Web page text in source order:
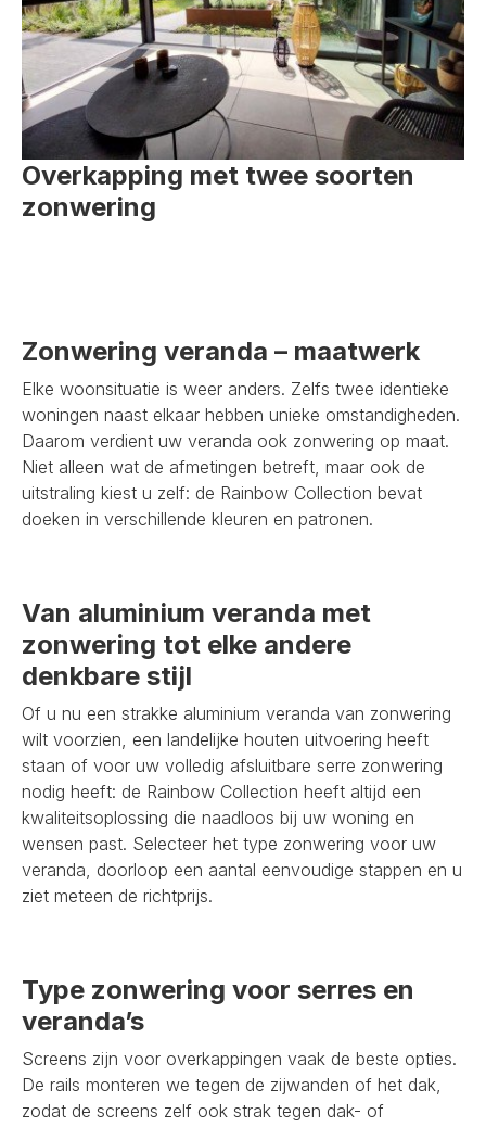
Overkapping met twee soorten
zonwering
Zonwering veranda – maatwerk
Elke woonsituatie is weer anders. Zelfs twee identieke
woningen naast elkaar hebben unieke omstandigheden.
Daarom verdient uw veranda ook zonwering op maat.
Niet alleen wat de afmetingen betreft, maar ook de
uitstraling kiest u zelf: de Rainbow Collection bevat
doeken in verschillende kleuren en patronen.
Van aluminium veranda met
zonwering tot elke andere
denkbare stijl
Of u nu een strakke aluminium veranda van zonwering
wilt voorzien, een landelijke houten uitvoering heeft
staan of voor uw volledig afsluitbare serre zonwering
nodig heeft: de Rainbow Collection heeft altijd een
kwaliteitsoplossing die naadloos bij uw woning en
wensen past. Selecteer het type zonwering voor uw
veranda, doorloop een aantal eenvoudige stappen en u
ziet meteen de richtprijs.
Type zonwering voor serres en
veranda’s
Screens zijn voor overkappingen vaak de beste opties.
De rails monteren we tegen de zijwanden of het dak,
zodat de screens zelf ook strak tegen dak- of